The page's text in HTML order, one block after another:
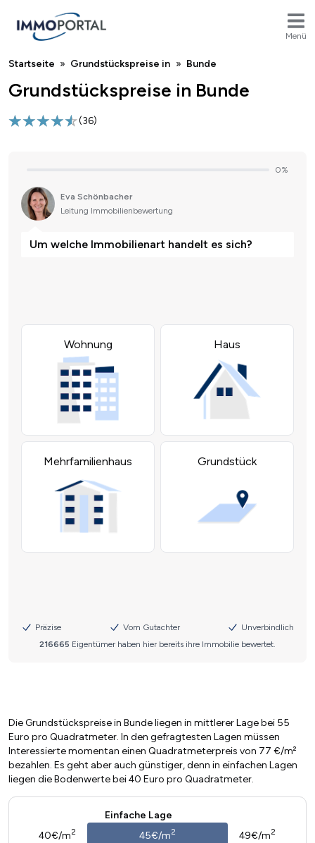
Menü
Breadcrumb
Startseite Grundstückspreise in Bunde
Grundstückspreise in Bunde
(36)
Die Grundstückspreise in Bunde liegen in mittlerer Lage bei 55
Euro pro Quadratmeter. In den gefragtesten Lagen müssen
Interessierte momentan einen Quadratmeterpreis von 77 €/m²
bezahlen. Es geht aber auch günstiger, denn in einfachen Lagen
liegen die Bodenwerte bei 40 Euro pro Quadratmeter.
Einfache Lage
40€/m2 45€/m2 49€/m2